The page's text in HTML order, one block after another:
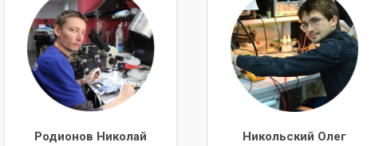
Родионов Николай
Никольский Олег